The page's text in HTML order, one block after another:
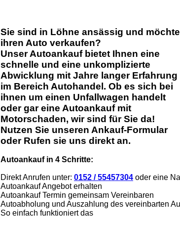
Sie sind in Löhne ansässig und
ihren Auto verkaufen?
UnserAutoankaufbietet Ihnen eine
schnelle und eine unkomplizierte
Abwicklung mit Jahre langer Erfahrung
im Bereich Autohandel . Ob es sich bei
ihnen um einen Unfallwagen handelt
oder gar eine Autoankauf mit
Motorschaden, wir sind für Sie da!
Nutzen Sie unseren Ankauf-Formular
oder Rufen sie uns direkt an.
Autoankauf in 4 Schritte:
Direkt Anrufen unter: 0152 / 55457304 oder eine
Autoankauf Angebot erhalten
Autoankauf Termin gemeinsam Vereinbaren
Autoabholung und Auszahlung des vereinbarten
So einfach funktioniert das